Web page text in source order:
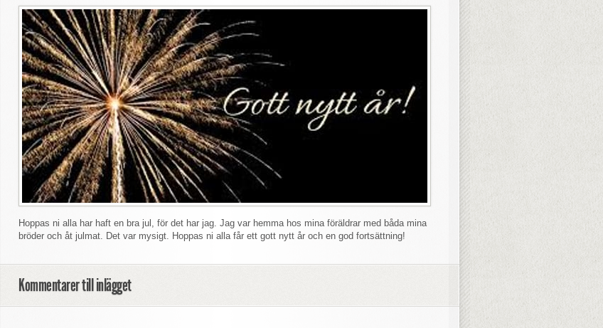
Hoppas ni alla har haft en bra jul, för det har jag. Jag var hemma hos mina föräldrar med båda mina
bröder och åt julmat. Det var mysigt. Hoppas ni alla får ett gott nytt år och en god fortsättning!
Kommentarer till inlägget